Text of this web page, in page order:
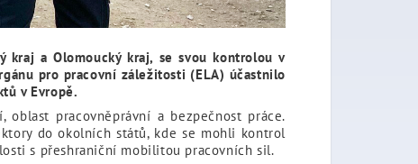
kraj a Olomoucký kraj, se svou kontrolou v
pro pracovní záležitosti (ELA) účastnilo
v Evropě.
pracovněprávní a bezpečnost práce.
do okolních států, kde se mohli kontrol
s přeshraniční mobilitou pracovních sil.